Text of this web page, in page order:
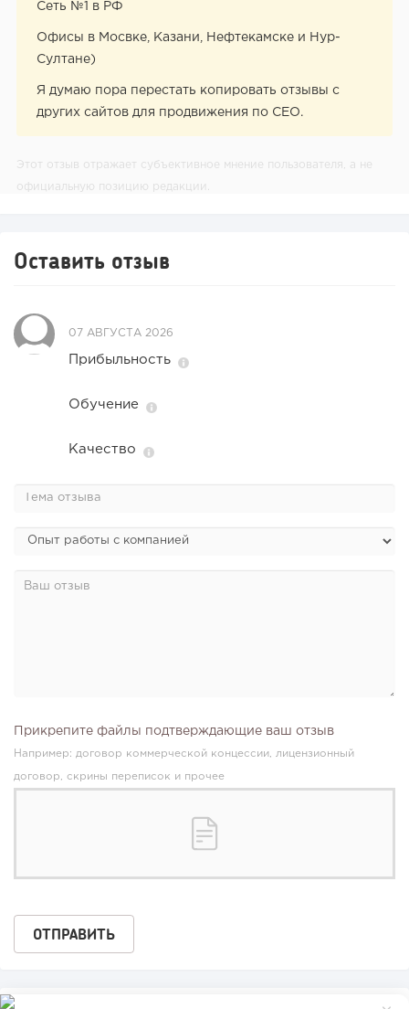
Сеть №1 в РФ
Офисы в Мосвке, Казани, Нефтекамске и Нур-
Султане)
Я думаю пора перестать копировать отзывы с
других сайтов для продвижения по СЕО.
Этот отзыв отражает субъективное мнение пользователя, а не
официальную позицию редакции.
Оставить отзыв
07 АВГУСТА 2026
Прибыльность
Обучение
Качество
Прикрепите файлы подтверждающие ваш отзыв
Например: договор коммерческой концессии, лицензионный
договор, скрины переписок и прочее